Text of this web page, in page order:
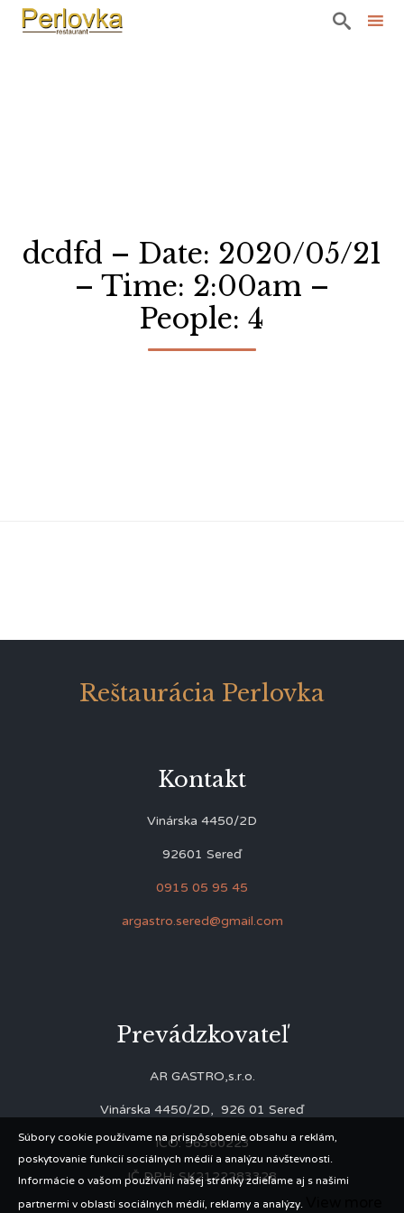

dcdfd – Date: 2020/05/21
– Time: 2:00am –
People: 4
Reštaurácia Perlovka
Kontakt
Vinárska 4450/2D
92601 Sereď
0915 05 95 45
argastro.sered@gmail.com
Prevádzkovateľ
AR GASTRO,s.r.o.
Vinárska 4450/2D, 926 01 Sereď
IČO: 56360223
IČ DPH: SK2122283328
Súbory cookie používame na prispôsobenie obsahu a reklám,
poskytovanie funkcií sociálnych médií a analýzu návštevnosti.
Informácie o vašom používaní našej stránky zdieľame aj s našimi
partnermi v oblasti sociálnych médií, reklamy a analýzy.